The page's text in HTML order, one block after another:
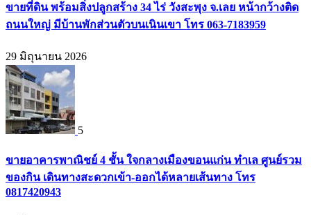
ขายที่ดิน พร้อมสิ่งปลูกสร้าง 34 ไร่ วังสะพุง จ.เลย หน้ากว้างติด
ถนนใหญ่ มีบ้านพักส่วนตัวบนเนินเขา โทร 063-7183959
29 มิถุนายน 2026
5
ขายอาคารพาณิชย์ 4 ชั้น ใจกลางเมืองขอนแก่น ทำเล ศูนย์รวม
ของกิน เดินทางสะดวกเข้า-ออกได้หลายเส้นทาง โทร
0817420943